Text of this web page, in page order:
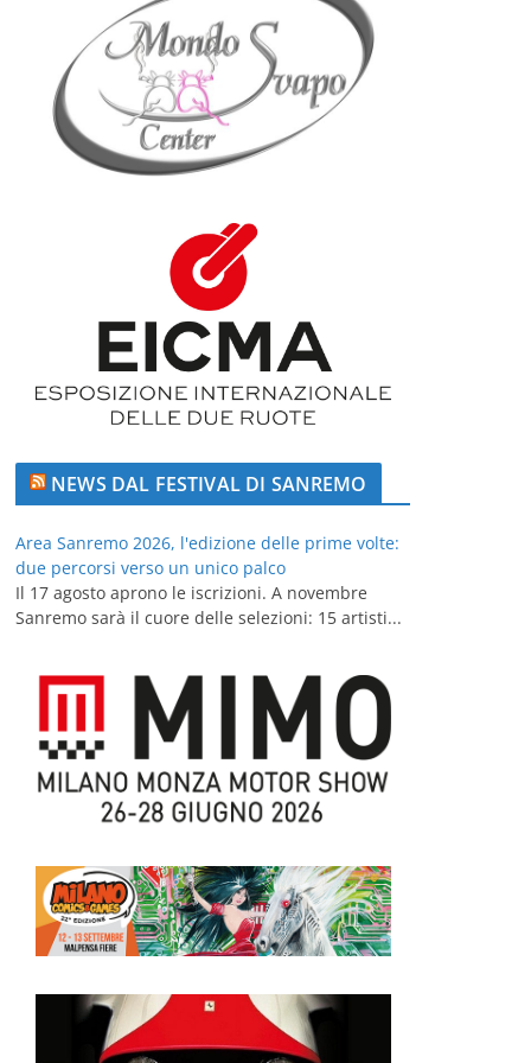
NEWS DAL FESTIVAL DI SANREMO
Area Sanremo 2026, l'edizione delle prime volte:
due percorsi verso un unico palco
Il 17 agosto aprono le iscrizioni. A novembre
Sanremo sarà il cuore delle selezioni: 15 artisti...